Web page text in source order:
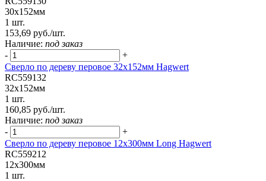
30х152мм
1 шт.
153,69 руб./шт.
Наличие: под заказ
-
+
Сверло по дереву перовое 32х152мм Hagwert
RC559132
32х152мм
1 шт.
160,85 руб./шт.
Наличие: под заказ
-
+
Сверло по дереву перовое 12х300мм Long Hagwert
RC559212
12х300мм
1 шт.